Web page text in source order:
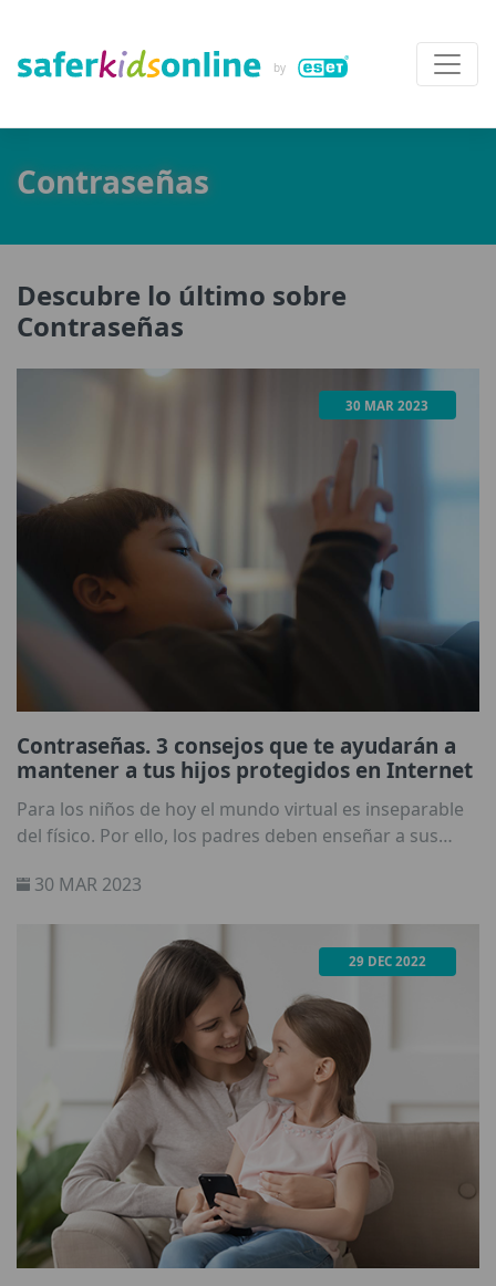
Contraseñas
Descubre lo último sobre
Contraseñas
30 MAR 2023
Contraseñas. 3 consejos que te ayudarán a
mantener a tus hijos protegidos en Internet
Para los niños de hoy el mundo virtual es inseparable
del físico. Por ello, los padres deben enseñar a sus
30 MAR 2023
29 DEC 2022